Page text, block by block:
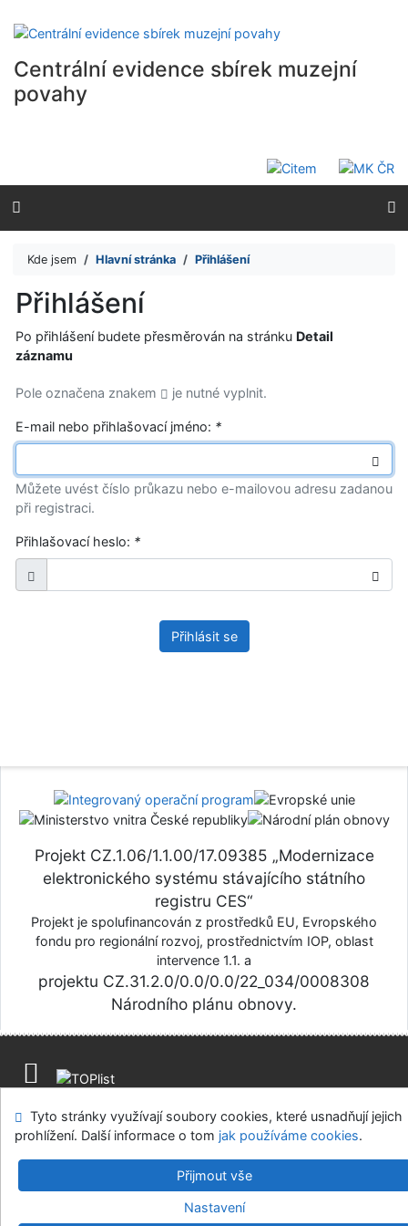
Přejít na menu
Centrální evidence sbírek muzejní
povahy
Kde jsem Hlavní stránka Přihlášení
Přihlášení
Po přihlášení budete přesměrován na stránku Detail
záznamu
Pole označena znakem je nutné vyplnit.
E-mail nebo přihlašovací jméno: *
Můžete uvést číslo průkazu nebo e-mailovou adresu zadanou
při registraci.
Přihlašovací heslo: *
Přihlásit se
Projekt CZ.1.06/1.1.00/17.09385 „Modernizace
elektronického systému stávajícího státního
registru CES“
Projekt je spolufinancován z prostředků EU, Evropského
fondu pro regionální rozvoj, prostřednictvím IOP, oblast
intervence 1.1. a
projektu CZ.31.2.0/0.0/0.0/22_034/0008308
Národního plánu obnovy.
Nastavení cookies
Centrální evidence sbírek muzejní povahy
v.4.8.63a - Cosmotron Bohemia, s.r.o.
Tyto stránky využívají soubory cookies, které usnadňují jejich
prohlížení. Další informace o tom jak používáme cookies.
Přijmout vše
Nastavení